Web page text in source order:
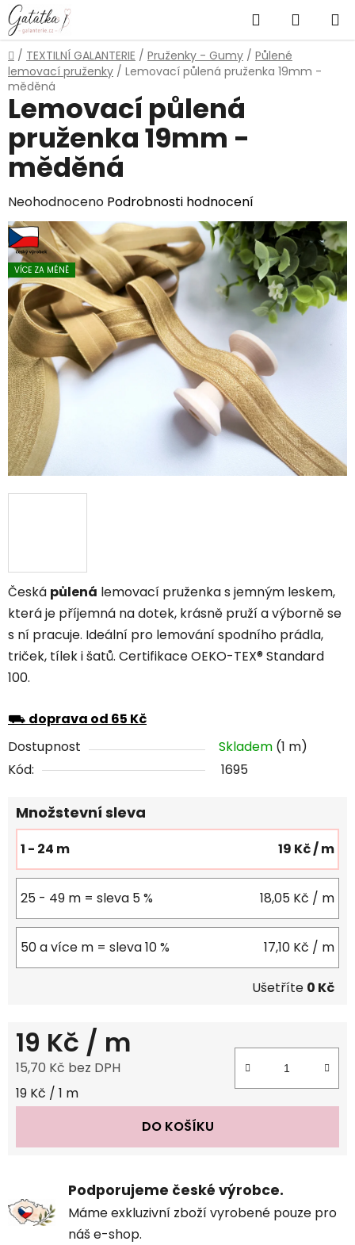
Přejít
na
obsah
Hledat
KOŠÍK
Domů
/ TEXTILNÍ GALANTERIE / Pruženky - Gumy / Půlené
lemovací pruženky / Lemovací půlená pruženka 19mm -
měděná
Česká půlená lemovací pruženka s jemným leskem,
která je příjemná na dotek, krásně pruží a výborně se
s ní pracuje. Ideální pro lemování spodního prádla,
triček, tílek i šatů. Certifikace OEKO-TEX® Standard
100.
⛟ doprava od 65 Kč
Dostupnost
Skladem (1 m)
Kód:
1695
Množstevní sleva
1 - 24 m 19 Kč/ m
25 - 49 m = sleva 5 % 18,05 Kč / m
50 a více m = sleva 10 % 17,10 Kč / m
Ušetříte 0 Kč
19 Kč / m
15,70 Kč bez DPH
Měrná cena:
19 Kč / 1 m
DO KOŠÍKU
Lemovací půlená
pruženka 19mm -
měděná
Průměrné
hodnocení
produktu
je
0,0
z
5
hvězdiček.
Neohodnoceno Podrobnosti hodnocení
VÍCE ZA MÉNĚ
Podporujeme české výrobce.
Máme exkluzivní zboží vyrobené pouze pro
náš e-shop.